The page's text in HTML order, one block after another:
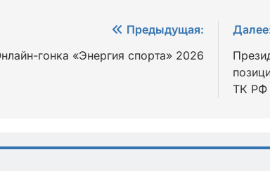
Предыдущая:
гонка «Энергия спорта» 2026
ТК РФ